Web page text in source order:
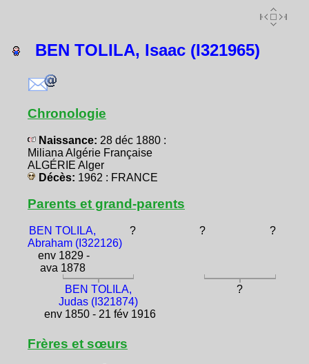
BEN TOLILA, Isaac (I321965)
Chronologie
Naissance: 28 déc 1880 :
Miliana Algérie Française
ALGÉRIE Alger
Décès: 1962 : FRANCE
Parents et grand-parents
BEN TOLILA,
Abraham (I322126)
env 1829 -
ava 1878
? ? ?
BEN TOLILA,
Judas (I321874)
env 1850 - 21 fév 1916
?
Frères et sœurs